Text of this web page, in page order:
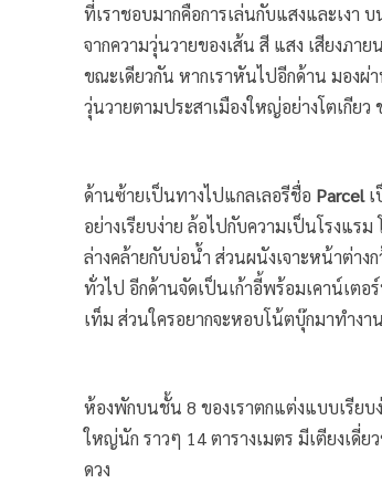
ที่เราชอบมากคือการเล่นกับแสงและเงา
จากความวุ่นวายของเส้น สี แสง เสียงภ
ขณะเดียวกัน หากเราหันไปอีกด้าน มอง
วุ่นวายตามประสาเมืองใหญ่อย่างโตเกีย
ด้านซ้ายเป็นทางไปแกลเลอรีชื่อ Parcelเ
อย่างเรียบง่าย ล้อไปกับความเป็นโรงแ
ล่างคล้ายกับบ่อน้ำ ส่วนผนังเจาะหน้าต่า
ทั่วไป อีกด้านจัดเป็นเก้าอี้พร้อมเคาน์เต
เท็ม ส่วนใครอยากจะหอบโน้ตบุ๊กมาทำง
ห้องพักบนชั้น 8 ของเราตกแต่งแบบเรียบ
ใหญ่นัก ราวๆ 14 ตารางเมตร มีเตียงเดี่
ดวง